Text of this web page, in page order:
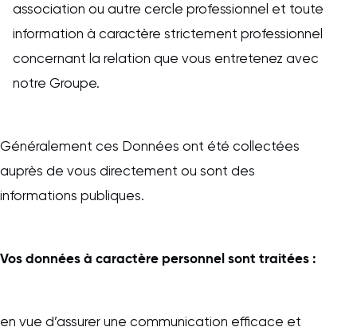
association ou autre cercle professionnel et toute
information à caractère strictement professionnel
concernant la relation que vous entretenez avec
notre Groupe.
Généralement ces Données ont été collectées
auprès de vous directement ou sont des
informations publiques.
Vos données à caractère personnel sont traitées :
en vue d’assurer une communication efficace et